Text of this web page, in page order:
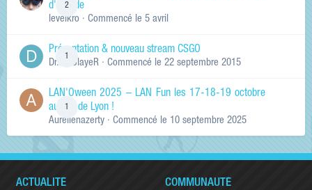
2
d'arcade
levelkro · Commencé le 5 avril
Présentation & nouveau stream CSGO
Dr.KinSlayeR · Commencé le 22 septembre 2015
LAN'Oween 2025 – LAN Fun les 17-18-19 octobre
au sud de Lyon !
Aurelienazerty · Commencé le 10 septembre 2025
ACTUALITÉ COMMUNAUTÉ